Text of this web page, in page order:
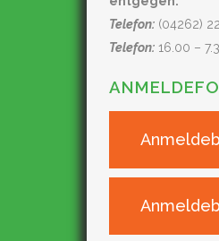
Telefon: (04262)
Telefon: 16.00 –